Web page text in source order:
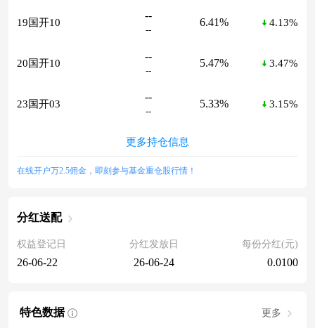
19国开10
--
--
6.41% 4.13%
20国开10
--
--
5.47% 3.47%
23国开03
--
--
5.33% 3.15%
更多持仓信息
在线开户万2.5佣金，即刻参与基金重仓股行情！
分红送配
权益登记日
26-06-22
分红发放日
26-06-24
每份分红(元)
0.0100
特色数据 更多